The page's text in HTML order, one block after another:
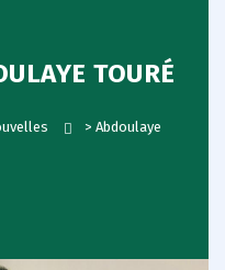
TOURÉ
> Abdoulaye